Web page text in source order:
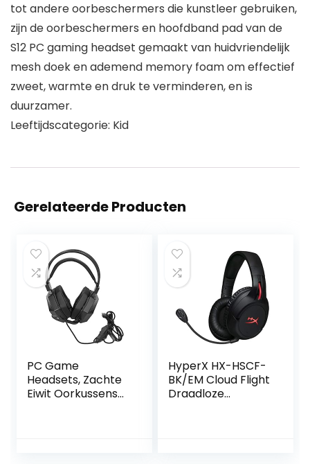
tot andere oorbeschermers die kunstleer gebruiken,
zijn de oorbeschermers en hoofdband pad van de
S12 PC gaming headset gemaakt van huidvriendelijk
mesh doek en ademend memory foam om effectief
zweet, warmte en druk te verminderen, en is
duurzamer.
Leeftijdscategorie: Kid
Gerelateerde Producten
PC Game
Headsets, Zachte
Eiwit Oorkussens
HyperX HX-HSCF-
BK/EM Cloud Flight
Draadloze